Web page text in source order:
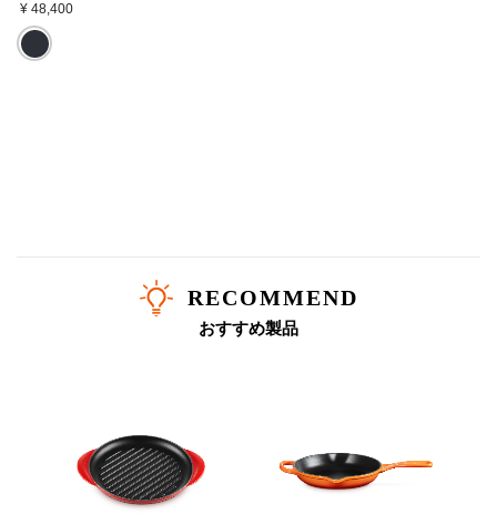
¥ 48,400
RECOMMEND
おすすめ製品